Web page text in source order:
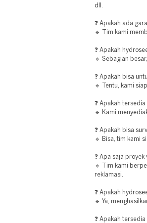
dll.
❓ Apakah ada
🔹 Tim kami
❓ Apakah
🔹 Sebagian
❓ Apakah bisa
🔹 Tentu, kami
❓ Apakah
🔹 Kami
❓ Apakah bisa
🔹 Bisa, tim kami
❓ Apa saja
🔹 Tim kami
reklamasi.
❓ Apakah
🔹 Ya,
❓ Apakah